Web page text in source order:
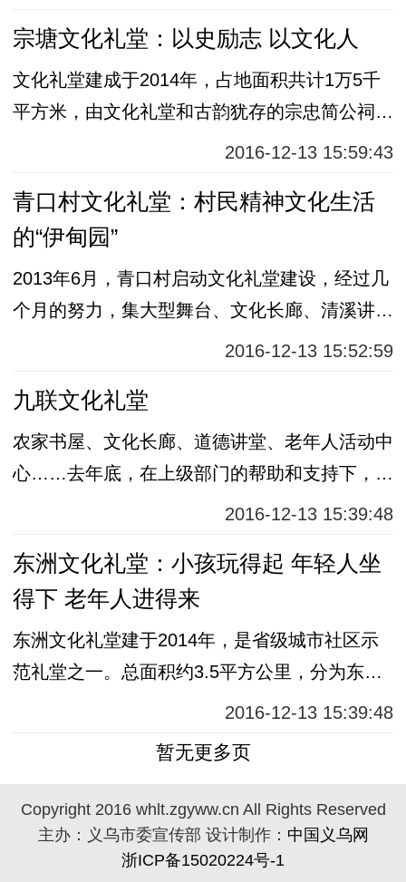
宗塘文化礼堂：以史励志 以文化人
文化礼堂建成于2014年，占地面积共计1万5千
平方米，由文化礼堂和古韵犹存的宗忠简公祠组
2016-12-13 15:59:43
青口村文化礼堂：村民精神文化生活
的“伊甸园”
2013年6月，青口村启动文化礼堂建设，经过几
个月的努力，集大型舞台、文化长廊、清溪讲
堂、农家书屋等场所为一体的文化大礼堂顺利建
2016-12-13 15:52:59
九联文化礼堂
农家书屋、文化长廊、道德讲堂、老年人活动中
心……去年底，在上级部门的帮助和支持下，九
2016-12-13 15:39:48
东洲文化礼堂：小孩玩得起 年轻人坐
得下 老年人进得来
东洲文化礼堂建于2014年，是省级城市社区示
范礼堂之一。总面积约3.5平方公里，分为东洲
花园八个苑、永胜居民区、名仕家园、梅湖公
2016-12-13 15:39:48
暂无更多页
Copyright 2016 whlt.zgyww.cn All Rights Reserved
主办：义乌市委宣传部 设计制作： 中国义乌网
浙ICP备15020224号-1